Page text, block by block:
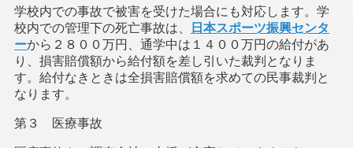
学校内での事故で被害を受けた場合にも対応します。学
校内での管理下の死亡事故は、
日本スポーツ振興センタ
ーから２８００万円、通学中は１４００万円の給付があ
り、損害賠償額から給付額を差し引いた裁判となりま
す。給付なきときは全損害賠償額を求めての民事裁判と
なります。
第３ 医療事故